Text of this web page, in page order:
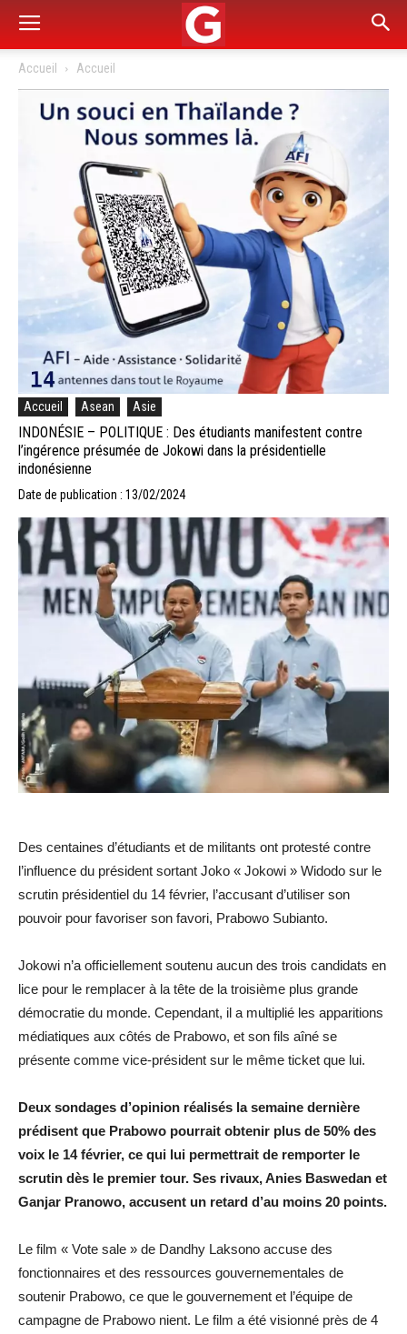
Accueil Accueil
Accueil Asean Asie
INDONÉSIE – POLITIQUE : Des étudiants manifestent contre
l’ingérence présumée de Jokowi dans la présidentielle
indonésienne
Date de publication : 13/02/2024
Des centaines d’étudiants et de militants ont protesté contre
l’influence du président sortant Joko « Jokowi » Widodo sur le
scrutin présidentiel du 14 février, l’accusant d’utiliser son
pouvoir pour favoriser son favori, Prabowo Subianto.
Jokowi n’a officiellement soutenu aucun des trois candidats en
lice pour le remplacer à la tête de la troisième plus grande
démocratie du monde. Cependant, il a multiplié les apparitions
médiatiques aux côtés de Prabowo, et son fils aîné se
présente comme vice-président sur le même ticket que lui.
Deux sondages d’opinion réalisés la semaine dernière
prédisent que Prabowo pourrait obtenir plus de 50% des
voix le 14 février, ce qui lui permettrait de remporter le
scrutin dès le premier tour. Ses rivaux, Anies Baswedan et
Ganjar Pranowo, accusent un retard d’au moins 20 points.
Le film « Vote sale » de Dandhy Laksono accuse des
fonctionnaires et des ressources gouvernementales de
soutenir Prabowo, ce que le gouvernement et l’équipe de
campagne de Prabowo nient. Le film a été visionné près de 4